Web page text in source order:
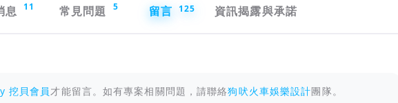
息 11 常見問題 5 留言 125 資訊揭露與承諾
挖貝會員 才能留言。如有專案相關問題，請聯絡狗吠火車娛樂設計團隊。